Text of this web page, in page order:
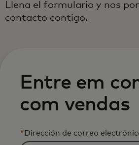
Noticias y tendencias
Llena el formulario y nos
contacto contigo.
Entre em
com vendas
* Dirección de correo